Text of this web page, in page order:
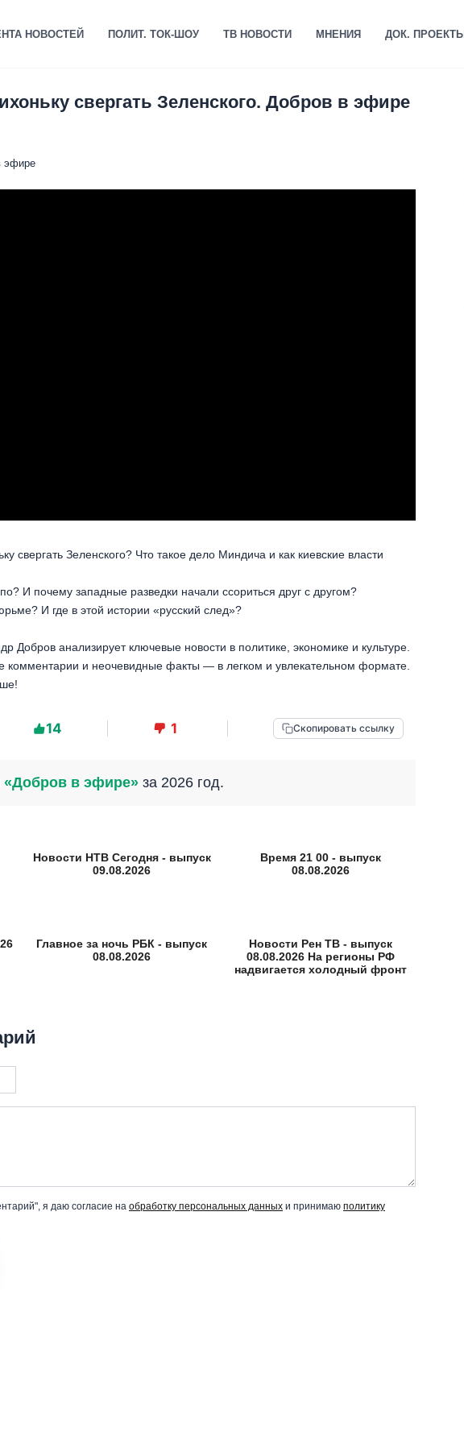
НОВОСТЕЙ ПОЛИТ. ТОК-ШОУ ТВ НОВОСТИ МНЕНИЯ ДОК. ПРОЕКТЫ
свергать Зеленского. Добров в эфире
эфире
свергать Зеленского? Что такое дело Миндича и как киевские власти
И почему западные разведки начали ссориться друг с другом?
И где в этой истории «русский след»?
Добров анализирует ключевые новости в политике, экономике и культуре.
комментарии и неочевидные факты — в легком и увлекательном формате.
14 1 Скопировать ссылку
«Добров в эфире» за 2026 год.
Новости НТВ Сегодня - выпуск
09.08.2026
Время 21 00 - выпуск
08.08.2026
Главное за ночь РБК - выпуск
08.08.2026
Новости Рен ТВ - выпуск
08.08.2026 На регионы РФ
надвигается холодный фронт
я даю согласие на обработку персональных данных и принимаю политику